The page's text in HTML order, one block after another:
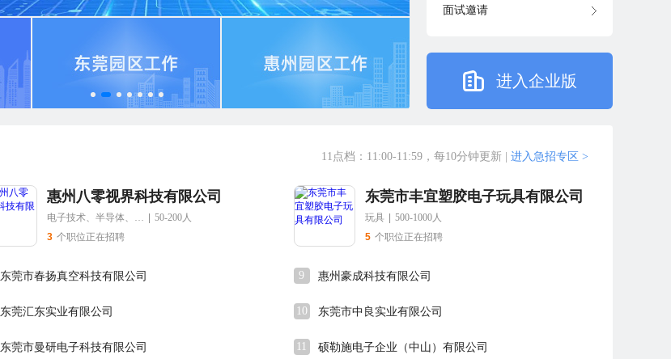
面试邀请
进入企业版
11点档：11:00-11:59，每10分钟更新 进入急招专区 >
惠州八零视界科技有限公司
电子技术、半导体、集成电路
50-200人
3 个职位正在招聘
东莞市丰宜塑胶电子玩具有限公司
玩具
500-1000人
5 个职位正在招聘
东莞市春扬真空科技有限公司
东莞汇东实业有限公司
东莞市曼研电子科技有限公司
9 惠州豪成科技有限公司
10 东莞市中良实业有限公司
11 硕勒施电子企业（中山）有限公司